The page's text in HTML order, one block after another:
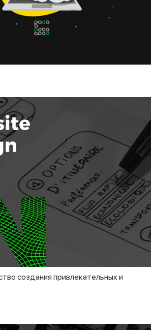
создания привлекательных и